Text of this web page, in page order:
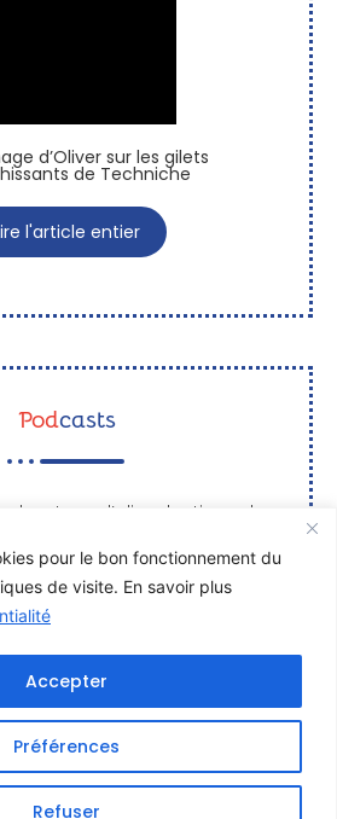
pour le bon fonctionnement du
de visite. En savoir plus
Préférences
Refuser
Accepter
d’Oliver sur les gilets
de Techniche
l'article entier
Podcasts
sur l’oligodontie sur le
podcasts sur l'oligodontie
Française des Dysplasies
– Tous droits réservés 2025